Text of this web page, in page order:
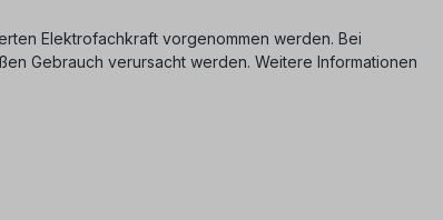
Elektrofachkraft vorgenommen werden. Bei
Gebrauch verursacht werden. Weitere Informationen